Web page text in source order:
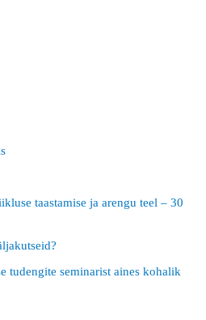
taastamise ja arengu teel – 30
tudengite seminarist aines kohalik